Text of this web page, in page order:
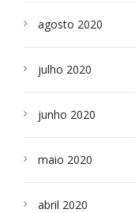
agosto 2020
julho 2020
junho 2020
maio 2020
abril 2020